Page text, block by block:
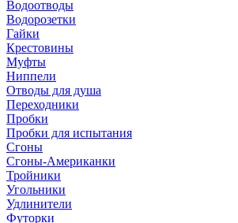
Водоотводы
Водорозетки
Гайки
Крестовины
Муфты
Ниппели
Отводы для душа
Переходники
Пробки
Пробки для испытания
Сгоны
Сгоны-Американки
Тройники
Угольники
Удлинители
Футорки